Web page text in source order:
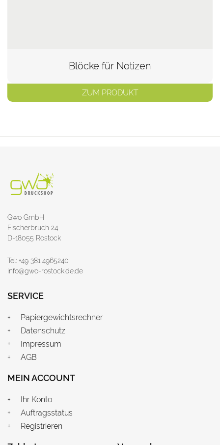
Blöcke für Notizen
ZUM PRODUKT
Gwo GmbH
Fischerbruch 24
D-18055 Rostock
Tel: +49 381 4965240
info@gwo-rostock.de.de
SERVICE
Papiergewichtsrechner
Datenschutz
Impressum
AGB
MEIN ACCOUNT
Ihr Konto
Auftragsstatus
Registrieren